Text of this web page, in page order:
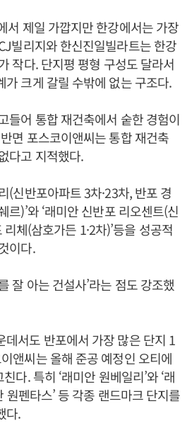
서 제일 가깝지만 한강에서는 가장
빌리지와 한신진일빌라트는 한강
작다. 단지평 평형 구성도 달라서
가 크게 갈릴 수밖에 없는 구조다.
들어 통합 재건축에서 숱한 경험이
면 포스코이앤씨는 통합 재건축
다고 지적했다.
(신반포아파트 3차·23차, 반포 경
르)’와 ‘래미안 신반포 리오센트(신
리체(삼호가든 1·2차)’등을 성공적
이다.
잘 아는 건설사’라는 점도 강조했
데서도 반포에서 가장 많은 단지 1
앤씨는 올해 준공 예정인 오티에
다. 특히 ‘래미안 원베일리’와 ‘래
원펜타스’ 등 각종 랜드마크 단지를
다.